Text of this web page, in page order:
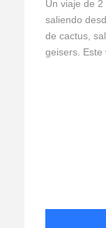
Un viaje de
saliendo
de cactus,
geisers.